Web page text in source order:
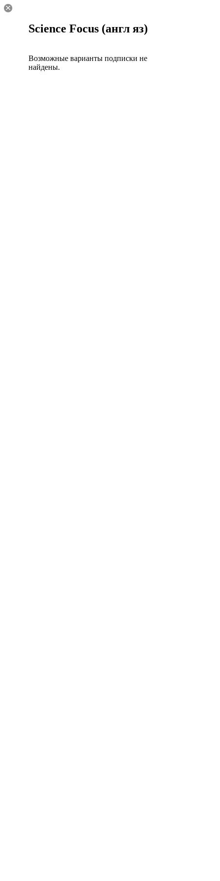
Science Focus (англ яз)
Возможные варианты подписки не
найдены.